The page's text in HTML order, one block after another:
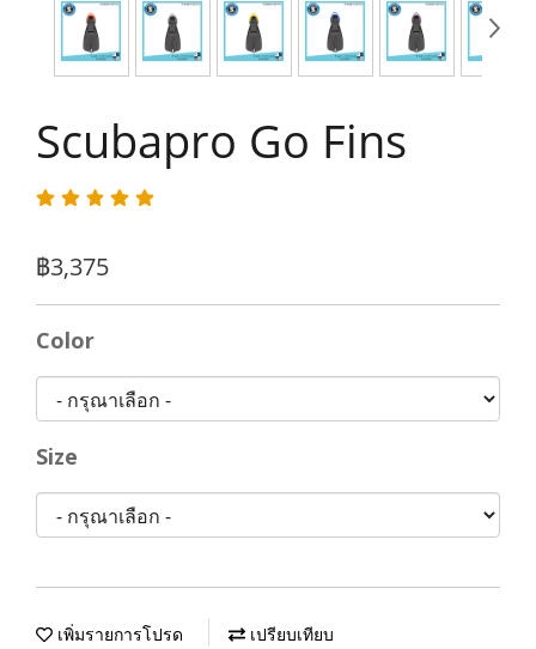
Scubapro Go Fins
฿3,375
Color
Size
เพิ่มรายการโปรด เปรียบเทียบ